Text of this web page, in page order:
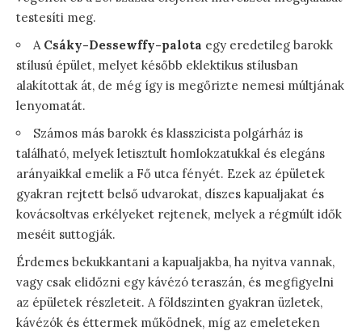
testesíti meg.
A Csáky-Dessewffy-palota egy eredetileg barokk
stílusú épület, melyet később eklektikus stílusban
alakítottak át, de még így is megőrizte nemesi múltjának
lenyomatát.
Számos más barokk és klasszicista polgárház is
található, melyek letisztult homlokzatukkal és elegáns
arányaikkal emelik a Fő utca fényét. Ezek az épületek
gyakran rejtett belső udvarokat, díszes kapualjakat és
kovácsoltvas erkélyeket rejtenek, melyek a régmúlt idők
meséit suttogják.
Érdemes bekukkantani a kapualjakba, ha nyitva vannak,
vagy csak elidőzni egy kávézó teraszán, és megfigyelni
az épületek részleteit. A földszinten gyakran üzletek,
kávézók és éttermek működnek, míg az emeleteken